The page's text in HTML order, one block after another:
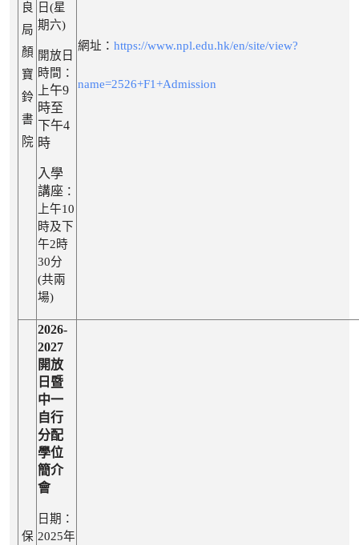
良
局
顏
寶
鈴
書
院
日(星
期六)
開放日
時間：
上午9
時至
下午4
時
入學
講座 ：
上午10
時及下
午2時
30分
(共兩
場)
網址： https://www.npl.edu.hk/en/site/view?
name=2526+F1+Admission
保
2026-
2027
開放
日暨
中一
自行
分配
學位
簡介
會
日期：
2025年